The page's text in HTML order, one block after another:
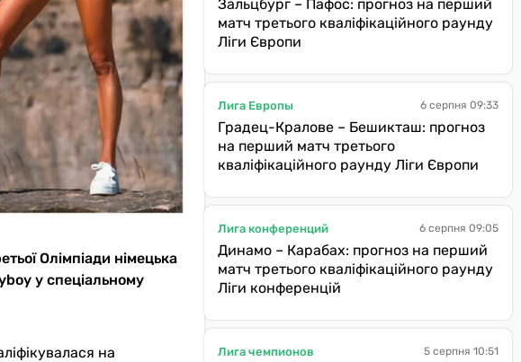
Олімпіади німецька
у спеціальному
на
Зальцбург – Пафос: прогноз на перший
матч третього кваліфікаційного раунду
Ліги Європи
Лига Европы 6 серпня 09:33
Градец-Кралове – Бешикташ: прогноз
на перший матч третього
кваліфікаційного раунду Ліги Європи
Лига конференций 6 серпня 09:05
Динамо – Карабах: прогноз на перший
матч третього кваліфікаційного раунду
Ліги конференцій
Лига чемпионов 5 серпня 10:51